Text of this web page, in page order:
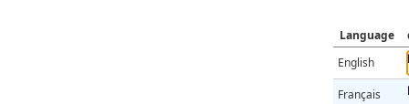
Language
English
Français